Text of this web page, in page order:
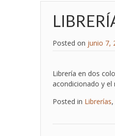
Posted on junio 7,
Librería en dos
acondicionado y el
Posted in Librerías,